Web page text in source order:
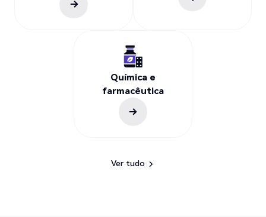
Química e
farmacêutica
Ver tudo